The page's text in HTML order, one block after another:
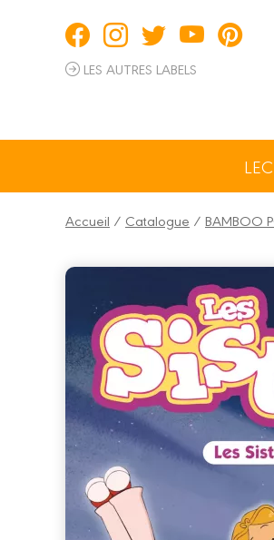
LES AUTRES LABELS
Accueil / Catalogue / BAMBOO